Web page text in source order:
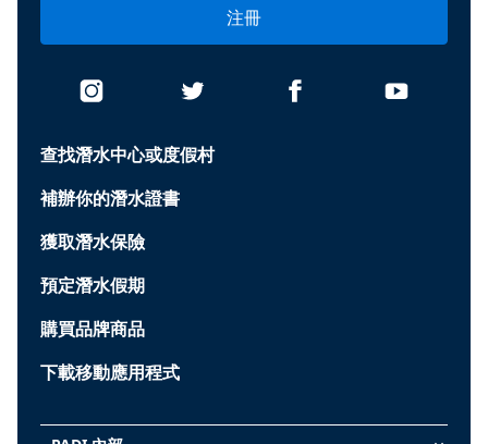
查找潛水中心或度假村
補辦你的潛水證書
獲取潛水保險
預定潛水假期
購買品牌商品
下載移動應用程式
注冊